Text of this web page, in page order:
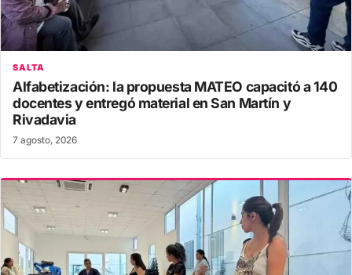
SALTA
Alfabetización: la propuesta MATEO capacitó a 140
docentes y entregó material en San Martín y
Rivadavia
7 agosto, 2026